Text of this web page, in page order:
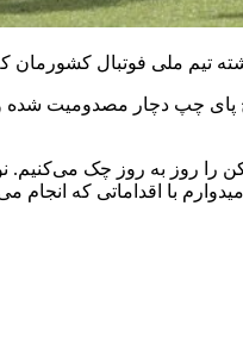
پای چپ دچار مصدومیت
را روز به روز چک